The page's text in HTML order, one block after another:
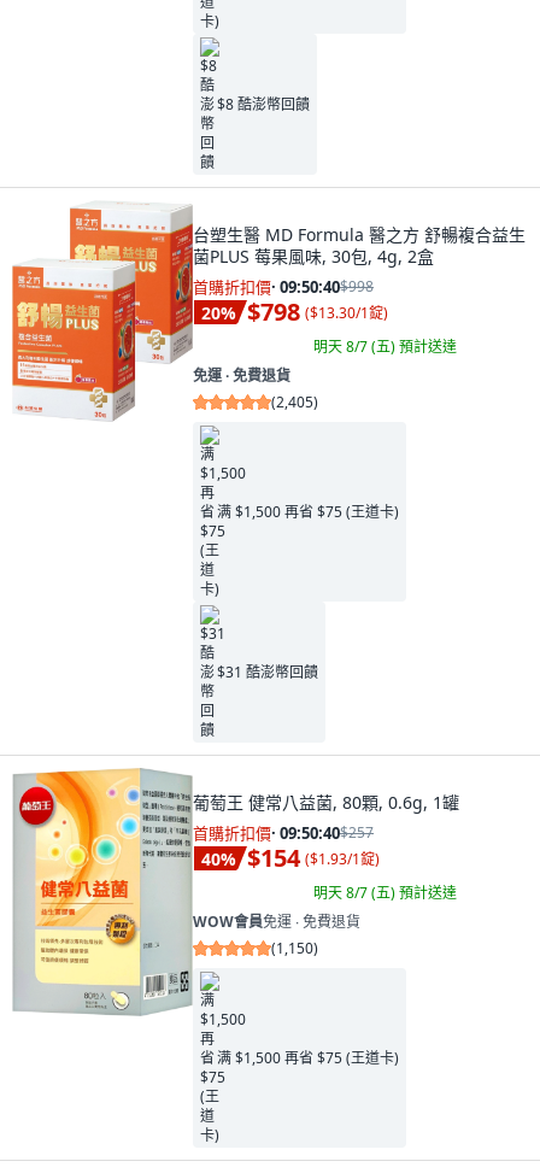
$8 酷澎幣回饋
台塑生醫 MD Formula 醫之方 舒暢複合益生
菌PLUS 莓果風味, 30包, 4g, 2盒
首購折扣價· 09:50:38$998
20% $798 ($13.30/1錠)
明天 8/7 (五)預計送達
免運 ∙ 免費退貨
(2,405)
满 $1,500 再省 $75 (王道卡)
$31 酷澎幣回饋
葡萄王 健常八益菌, 80顆, 0.6g, 1罐
首購折扣價· 09:50:38$257
40% $154 ($1.93/1錠)
明天 8/7 (五)預計送達
WOW會員免運 ∙ 免費退貨
(1,150)
满 $1,500 再省 $75 (王道卡)